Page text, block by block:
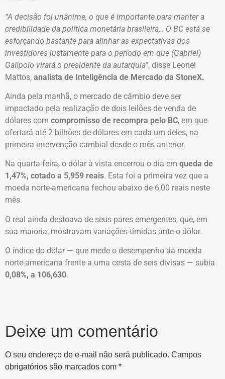
“A decisão foi unânime, o que é importante para manter a
credibilidade da política monetária brasileira… O BC está se
esforçando bastante para alinhar as expectativas dos
investidores justamente para o período em que (Gabriel)
Galípolo virará o presidente da autarquia”, disse Leonel
Mattos, analista de Inteligência de Mercado da StoneX.
Ainda pela manhã, o mercado de câmbio deve ser
impactado pela realização de dois leilões de venda de
dólares com compromisso de recompra pelo BC, em que
ofertará até 2 bilhões de dólares em cada um deles, na
primeira intervenção cambial desde o mês anterior.
Na quarta-feira, o dólar à vista encerrou o dia em queda de
1,47%, cotado a 5,959 reais. Esta foi a primeira vez que a
moeda norte-americana fechou abaixo de 6,00 reais neste
mês.
O real ainda destoava de seus pares emergentes, que, em
sua maioria, mostravam variações tímidas ante o dólar.
O índice do dólar — que mede o desempenho da moeda
norte-americana frente a uma cesta de seis divisas — subia
0,08%, a 106,630.
Deixe um comentário
O seu endereço de e-mail não será publicado. Campos
obrigatórios são marcados com *